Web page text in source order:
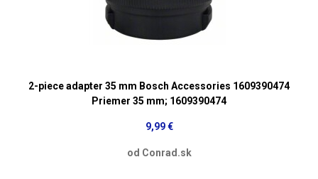
2-piece adapter 35 mm Bosch Accessories 1609390474
Priemer 35 mm; 1609390474
9,99 €
od Conrad.sk